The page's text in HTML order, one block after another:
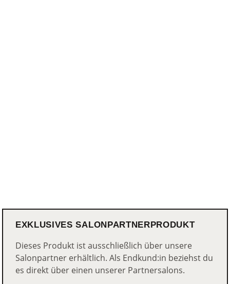
EXKLUSIVES SALONPARTNERPRODUKT
Dieses Produkt ist ausschließlich über unsere
Salonpartner erhältlich. Als Endkund:in beziehst du
es direkt über einen unserer Partnersalons.